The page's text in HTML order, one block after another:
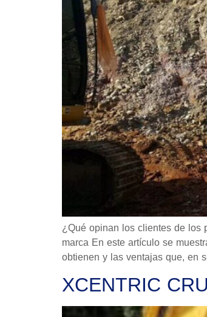
¿Qué opinan los clientes de los
marca En este artículo se
obtienen y las ventajas que, en
XCENTRIC